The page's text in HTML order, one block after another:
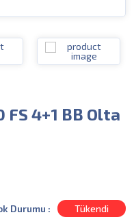
FS 4+1 BB Olta
Durumu : Tükendi